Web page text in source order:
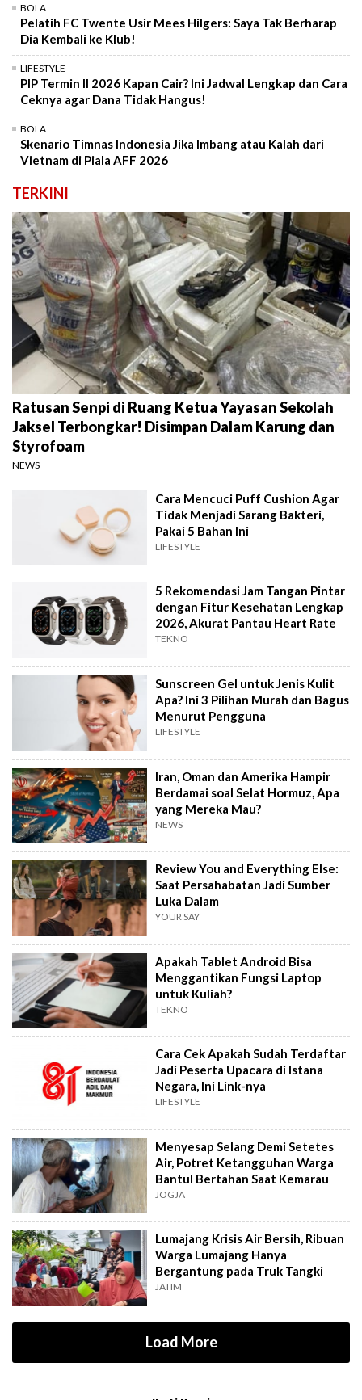
BOLA
Pelatih FC Twente Usir Mees Hilgers: Saya Tak Berharap
Dia Kembali ke Klub!
LIFESTYLE
PIP Termin II 2026 Kapan Cair? Ini Jadwal Lengkap dan Cara
Ceknya agar Dana Tidak Hangus!
BOLA
Skenario Timnas Indonesia Jika Imbang atau Kalah dari
Vietnam di Piala AFF 2026
TERKINI
Ratusan Senpi di Ruang Ketua Yayasan Sekolah
Jaksel Terbongkar! Disimpan Dalam Karung dan
Styrofoam
NEWS
Cara Mencuci Puff Cushion Agar
Tidak Menjadi Sarang Bakteri,
Pakai 5 Bahan Ini
LIFESTYLE
5 Rekomendasi Jam Tangan Pintar
dengan Fitur Kesehatan Lengkap
2026, Akurat Pantau Heart Rate
TEKNO
Sunscreen Gel untuk Jenis Kulit
Apa? Ini 3 Pilihan Murah dan Bagus
Menurut Pengguna
LIFESTYLE
Iran, Oman dan Amerika Hampir
Berdamai soal Selat Hormuz, Apa
yang Mereka Mau?
NEWS
Review You and Everything Else:
Saat Persahabatan Jadi Sumber
Luka Dalam
YOUR SAY
Apakah Tablet Android Bisa
Menggantikan Fungsi Laptop
untuk Kuliah?
TEKNO
Cara Cek Apakah Sudah Terdaftar
Jadi Peserta Upacara di Istana
Negara, Ini Link-nya
LIFESTYLE
Menyesap Selang Demi Setetes
Air, Potret Ketangguhan Warga
Bantul Bertahan Saat Kemarau
JOGJA
Lumajang Krisis Air Bersih, Ribuan
Warga Lumajang Hanya
Bergantung pada Truk Tangki
JATIM
Load More